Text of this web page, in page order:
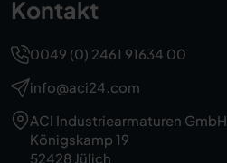
Kontakt
0049 (0) 2461 91634 00
info@aci24.com
ACI Industriearmaturen GmbH
Königskamp 19
52428 Jülich